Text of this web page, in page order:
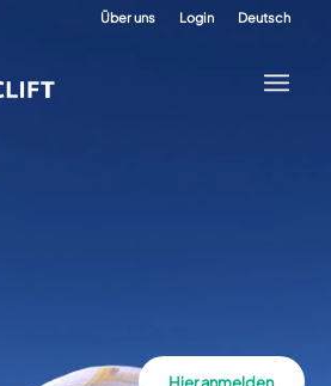
Über uns Login Deutsch
Hier anmelden